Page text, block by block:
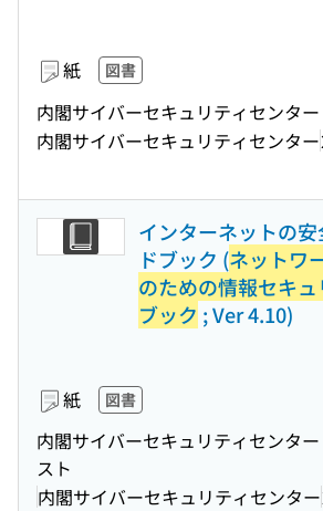
紙 図書
内閣サイバーセキュリティセンタ
内閣サイバーセキュリティセンター
インターネットの
ドブック (ネットワ
のための情報セキ
ブック ; Ver 4.10)
紙 図書
内閣サイバーセキュリティセンタ
スト
内閣サイバーセキュリティセンター